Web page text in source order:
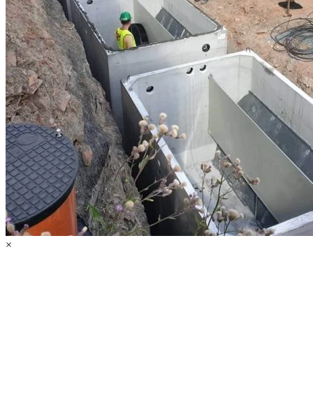
×
Cenová nabídka Domácí čističky Servis ČOV STMH
Powered by chaterimo